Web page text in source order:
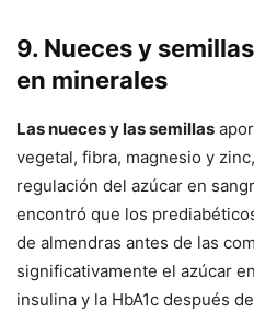
9. Nueces y
en minerales
Las nueces y las semillas
vegetal, fibra, magnesio y
regulación del azúcar en
encontró que los
de almendras antes de las
significativamente el azúcar
insulina y la HbA1c después